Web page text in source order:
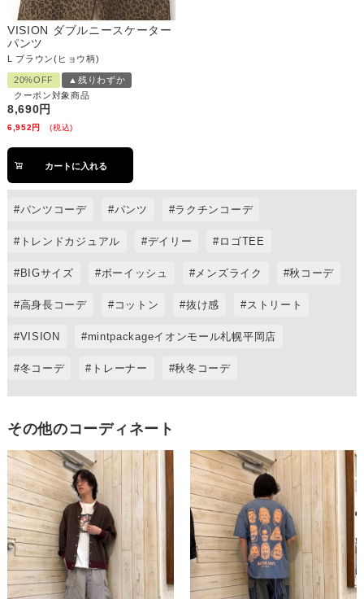
VISION ダブルニースケーター
パンツ
L ブラウン(ヒョウ柄)
20%OFF
▲残りわずか
クーポン対象商品
8,690
6,952 税込
カートに入れる
パンツコーデ パンツ ラクチンコーデ
トレンドカジュアル デイリー ロゴTEE
BIGサイズ ボーイッシュ メンズライク 秋コーデ
高身長コーデ コットン 抜け感 ストリート
VISION mintpackageイオンモール札幌平岡店
冬コーデ トレーナー 秋冬コーデ
その他のコーディネート